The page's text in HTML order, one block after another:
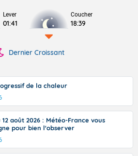
Lever
01:41
Coucher
18:39
Dernier Croissant
de la chaleur
12 août 2026 : Météo-France vous
pour bien l'observer